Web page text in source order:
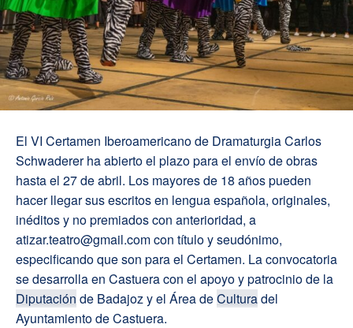
El VI Certamen Iberoamericano de Dramaturgia Carlos
Schwaderer ha abierto el plazo para el envío de obras
hasta el 27 de abril. Los mayores de 18 años pueden
hacer llegar sus escritos en lengua española, originales,
inéditos y no premiados con anterioridad, a
atizar.teatro@gmail.com con título y seudónimo,
especificando que son para el Certamen. La convocatoria
se desarrolla en Castuera con el apoyo y patrocinio de la
Diputación de Badajoz y el Área deCulturadel
Ayuntamiento de Castuera.